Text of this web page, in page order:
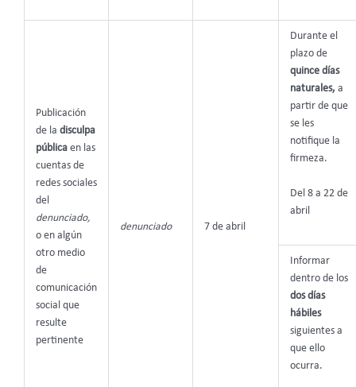
Publicación
de la disculpa
públicaen las
cuentas de
redes sociales
del
denunciado,
o en algún
otro medio
de
comunicación
social que
resulte
pertinente
denunciado 7 de abril
Durante el
plazo de
quince días
naturales, a
partir de que
se les
notifique la
firmeza.
Del 8 a 22 de
abril
Informar
dentro de los
dos días
hábiles
siguientes a
que ello
ocurra.